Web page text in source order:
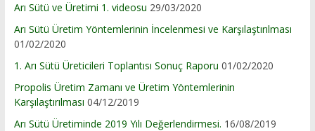
Arı Sütü ve Üretimi 1. videosu 29/03/2020
Arı Sütü Üretim Yöntemlerinin İncelenmesi ve Karşılaştırılması
01/02/2020
1. Arı Sütü Üreticileri Toplantısı Sonuç Raporu 01/02/2020
Propolis Üretim Zamanı ve Üretim Yöntemlerinin
Karşılaştırılması 04/12/2019
Arı Sütü Üretiminde 2019 Yılı Değerlendirmesi. 16/08/2019